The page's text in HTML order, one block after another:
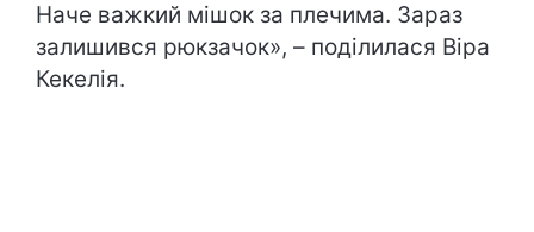
Наче важкий мішок за плечима. Зараз
залишився рюкзачок», – поділилася Віра
Кекелія.